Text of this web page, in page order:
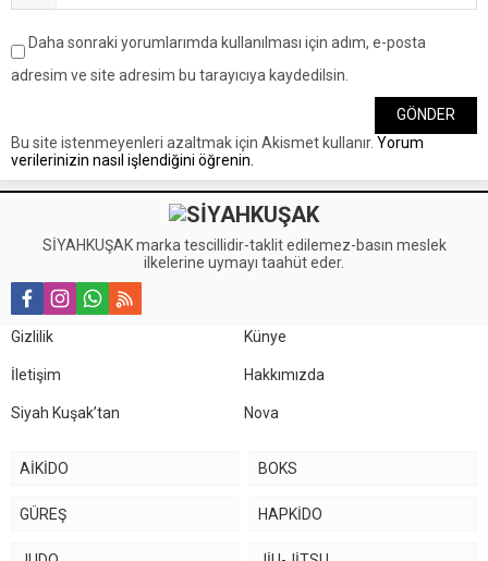
Daha sonraki yorumlarımda kullanılması için adım, e-posta
adresim ve site adresim bu tarayıcıya kaydedilsin.
Bu site istenmeyenleri azaltmak için Akismet kullanır. Yorum
verilerinizin nasıl işlendiğini öğrenin.
SİYAHKUŞAK marka tescillidir-taklit edilemez-basın meslek
ilkelerine uymayı taahüt eder.
Gizlilik Künye
İletişim Hakkımızda
Siyah Kuşak’tan Nova
AİKİDO BOKS
GÜREŞ HAPKİDO